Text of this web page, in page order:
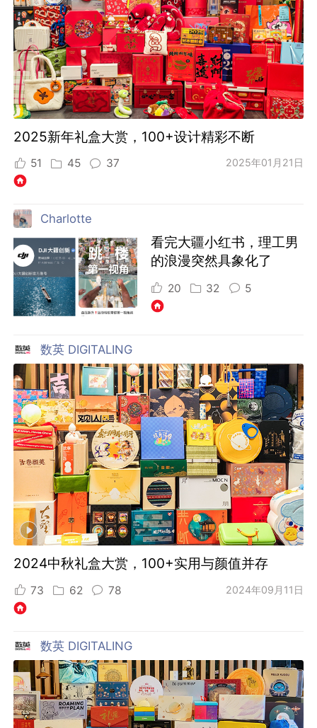
2025新年礼盒大赏，100+设计精彩不断
51 45 37 2025年01月21日
Charlotte
看完大疆小红书，理工男
的浪漫突然具象化了
20 32 5
数英 DIGITALING
2024中秋礼盒大赏，100+实用与颜值并存
73 62 78 2024年09月11日
数英 DIGITALING